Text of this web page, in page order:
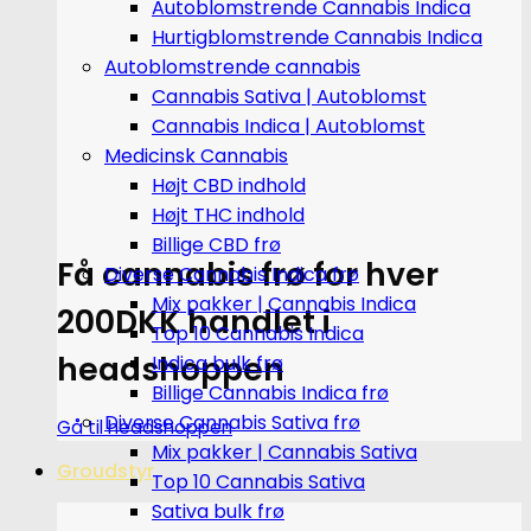
Få cannabis frø for hver
200DKK handlet i
headshoppen
Gå til headshoppen
Groudstyr
Autoblomstrende Cannabis Indica
Hurtigblomstrende Cannabis Indica
Autoblomstrende cannabis
Cannabis Sativa | Autoblomst
Cannabis Indica | Autoblomst
Medicinsk Cannabis
Højt CBD indhold
Højt THC indhold
Billige CBD frø
Diverse Cannabis Indica frø
Mix pakker | Cannabis Indica
Top 10 Cannabis Indica
Indica bulk frø
Billige Cannabis Indica frø
Diverse Cannabis Sativa frø
Mix pakker | Cannabis Sativa
Top 10 Cannabis Sativa
Sativa bulk frø